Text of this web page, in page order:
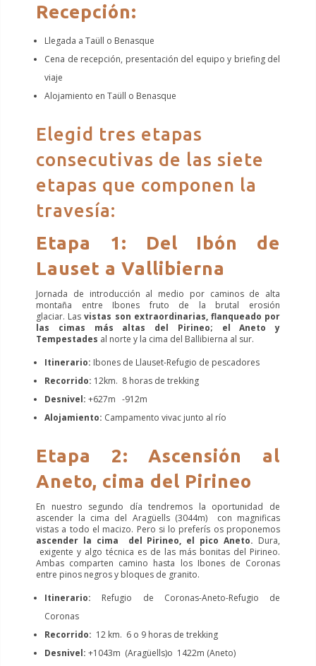
Recepción:
Llegada a Taüll o Benasque
Cena de recepción, presentación del equipo y briefing del
viaje
Alojamiento en Taüll o Benasque
Elegid tres etapas
consecutivas de las siete
etapas que componen la
travesía:
Etapa 1: Del Ibón de
Lauset a Vallibierna
Jornada de introducción al medio por caminos de alta
montaña entre Ibones fruto de la brutal erosión
glaciar. Lasvistas son extraordinarias, flanqueado por
las cimas más altas del Pirineo; el Aneto y
Tempestades al norte y la cima del Ballibierna al sur.
Itinerario: Ibones de Llauset-Refugio de pescadores
Recorrido: 12km. 8 horas de trekking
Desnivel: +627m -912m
Alojamiento: Campamento vivac junto al río
Etapa 2: Ascensión al
Aneto, cima del Pirineo
En nuestro segundo día tendremos la oportunidad de
ascender la cima del Aragüells (3044m) con magnificas
vistas a todo el macizo. Pero si lo preferís os proponemos
ascender la cima del Pirineo, el pico Aneto. Dura,
exigente y algo técnica es de las más bonitas del Pirineo.
Ambas comparten camino hasta los Ibones de Coronas
entre pinos negros y bloques de granito.
Itinerario: Refugio de Coronas-Aneto-Refugio de
Coronas
Recorrido: 12 km. 6 o 9 horas de trekking
Desnivel: +1043m (Aragüells)o 1422m (Aneto)